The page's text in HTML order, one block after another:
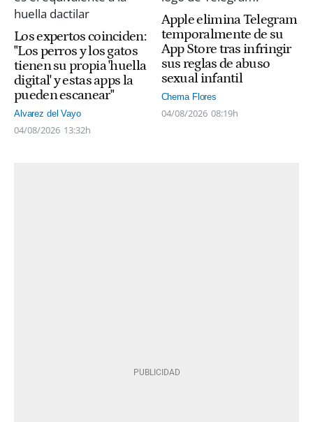
Los expertos coinciden:
"Los perros y los gatos
tienen su propia 'huella
digital' y estas apps la
pueden escanear"
Alvarez del Vayo
04/08/2026 13:32h
Apple elimina Telegram
temporalmente de su
App Store tras infringir
sus reglas de abuso
sexual infantil
Chema Flores
04/08/2026 08:19h